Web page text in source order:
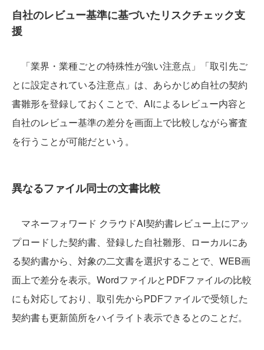
自社のレビュー基準に基づいたリスクチェック支
援
「業界・業種ごとの特殊性が強い注意点」「取引先ご
とに設定されている注意点」は、あらかじめ自社の契約
書雛形を登録しておくことで、AIによるレビュー内容と
自社のレビュー基準の差分を画面上で比較しながら審査
を行うことが可能だという。
異なるファイル同士の文書比較
マネーフォワード クラウドAI契約書レビュー上にアッ
プロードした契約書、登録した自社雛形、ローカルにあ
る契約書から、対象の二文書を選択することで、WEB画
面上で差分を表示。WordファイルとPDFファイルの比較
にも対応しており、取引先からPDFファイルで受領した
契約書も更新箇所をハイライト表示できるとのことだ。